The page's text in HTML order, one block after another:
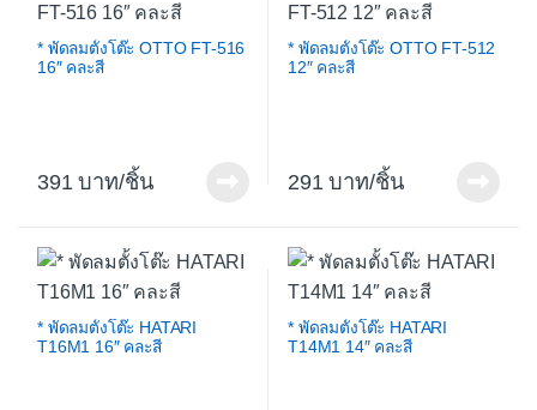
* พัดลมตั้งโต๊ะ OTTO FT-516
16″ คละสี
391 /ชิ้น
* พัดลมตั้งโต๊ะ OTTO FT-512
12″ คละสี
291 /ชิ้น
* พัดลมตั้งโต๊ะ HATARI
T16M1 16″ คละสี
* พัดลมตั้งโต๊ะ HATARI
T14M1 14″ คละสี